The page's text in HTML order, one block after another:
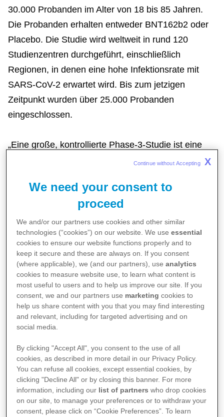
30.000 Probanden im Alter von 18 bis 85 Jahren.
Die Probanden erhalten entweder BNT162b2 oder
Placebo. Die Studie wird weltweit in rund 120
Studienzentren durchgeführt, einschließlich
Regionen, in denen eine hohe Infektionsrate mit
SARS-CoV-2 erwartet wird. Bis zum jetzigen
Zeitpunkt wurden über 25.000 Probanden
eingeschlossen.
„Eine große, kontrollierte Phase-3-Studie ist eine
wesentliche Voraussetzung, um die Sicherheit und
belegen“, sagteCEO und Mitgründer von
BioNTech, Prof. Ugur Sahin
Studienzentren in Europa, und nun auch in
Deutschland, hat speziell zum Ziel, eine hiesige
Zulassung zu unterstützen.“
„Es ist eine sehr gute Nachricht, dass wir die
Genehmigung des Paul-Ehrlich-Instituts erhalten
haben, diese zentrale Studie auf Deutschland
auszudehnen. Wir können so die hiesige
Forschung einbinden und unsere gemeinsamen
Bemühungen weiter voranbringen“, sagtPeter
Albiez, Vorsitzender der Geschäftsführung von
Pfizer in Deutschland.
We need your consent to
proceed
We and/or our partners use cookies and other similar
technologies (“cookies”) on our website. We useessential
cookies to ensure our website functions properly and to
keep it secure and these are always on. If you consent
(where applicable), we (and our partners), useanalytics
cookies to measure website use, to learn what content is
most useful to users and to help us improve our site. If you
consent, we and our partners use marketing cookies to
help us share content with you that you may find interesting
and relevant, including for targeted advertising and on
social media.
By clicking "Accept All", you consent to the use of all
cookies, as described in more detail in our Privacy Policy.
You can refuse all cookies, except essential cookies, by
clicking "Decline All" or by closing this banner. For more
information, including our list of partners who drop cookies
on our site, to manage your preferences or to withdraw your
consent, please click on “Cookie Preferences”. To learn
Continue without Accepting X